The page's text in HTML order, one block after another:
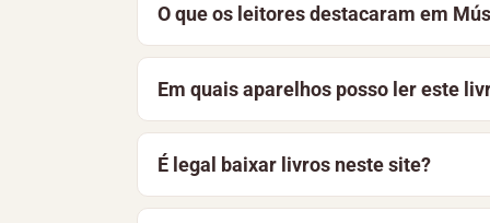
aprimoramos constantemente a
O que os leitores destacaram em
Música e Beleza está recebendo as
ajudar outros leitores.
Em quais aparelhos posso ler este
O arquivo pode ser lido em celulares
dispositivo e funciona offline.
É legal baixar livros neste site?
Sim. O acervo reúne obras de domínio